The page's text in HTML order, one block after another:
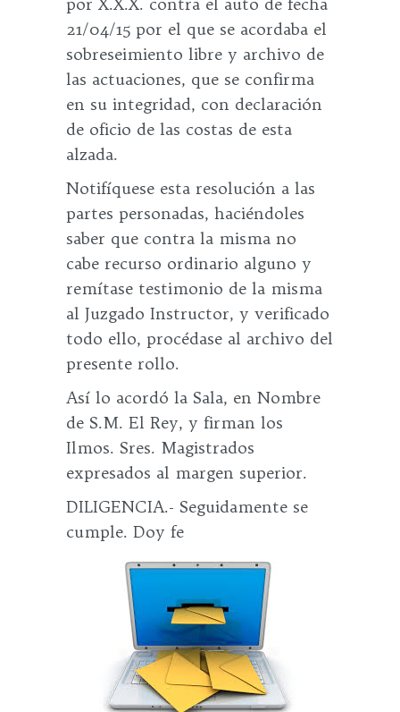
21/04/15 por el que se acordaba el
sobreseimiento libre y archivo de
las actuaciones, que se confirma
en su integridad, con declaración
de oficio de las costas de esta
alzada.
Notifíquese esta resolución a las
partes personadas, haciéndoles
saber que contra la misma no
cabe recurso ordinario alguno y
remítase testimonio de la misma
al Juzgado Instructor, y verificado
todo ello, procédase al archivo del
presente rollo.
Así lo acordó la Sala, en Nombre
de S.M. El Rey, y firman los
Ilmos. Sres. Magistrados
expresados al margen superior.
DILIGENCIA.- Seguidamente se
cumple. Doy fe